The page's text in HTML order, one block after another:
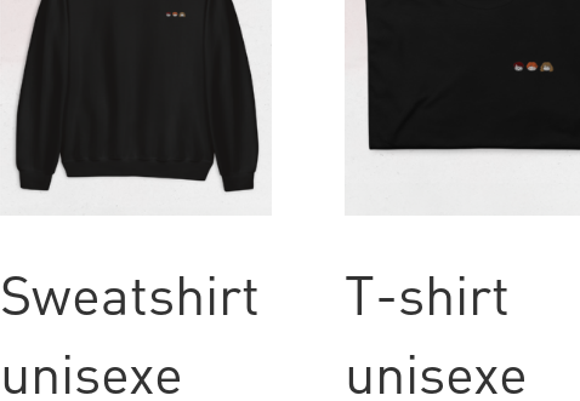
Sweatshirt
unisexe
T-shirt
unisexe